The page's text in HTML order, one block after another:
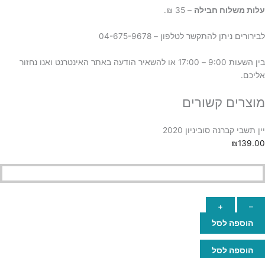
עלות משלוח חבילה – 35 ₪.
לבירורים ניתן להתקשר לטלפון – 04-675-9678
בין השעות 9:00 – 17:00 או להשאיר הודעה באתר האינטרנט ואנו נחזור
אליכם.
מוצרים קשורים
יין תשבי קברנה סוביניון 2020
₪139.00
–
+
הוספה לסל
הוספה לסל